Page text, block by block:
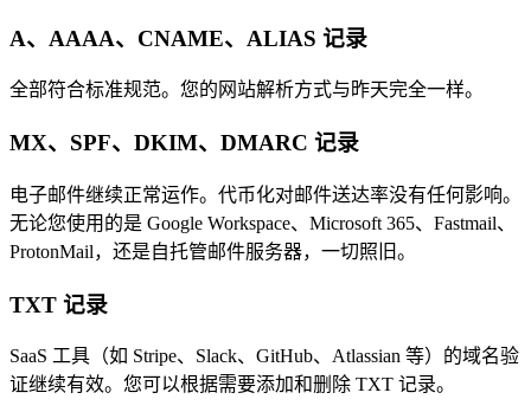
A、AAAA、CNAME、ALIAS 记录
全部符合标准规范。您的网站解析方式与昨天完全一样。
MX、SPF、DKIM、DMARC 记录
电子邮件继续正常运作。代币化对邮件送达率没有任何影响。
无论您使用的是 Google Workspace、Microsoft 365、Fastmail、
ProtonMail，还是自托管邮件服务器，一切照旧。
TXT 记录
SaaS 工具（如 Stripe、Slack、GitHub、Atlassian 等）的域名验
证继续有效。您可以根据需要添加和删除 TXT 记录。